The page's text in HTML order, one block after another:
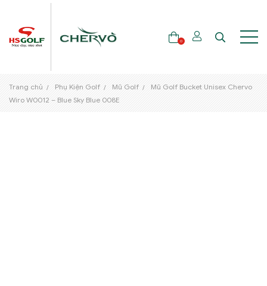
THƯƠNG HIỆU
0
Trang chủ Phụ Kiện Golf Mũ Golf
Mũ Golf Bucket Unisex Chervo
Wiro W0012 – Blue Sky Blue 008E